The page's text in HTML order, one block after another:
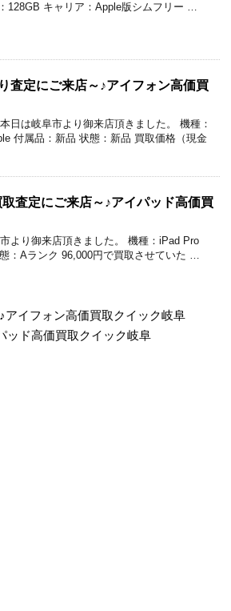
128GB キャリア：Apple版シムフリー …
査定にご来店～♪アイフォン高価買
日は岐阜市より御来店頂きました。 機種：
付属品：新品 状態：新品 買取価格（現金
査定にご来店～♪アイパッド高価買
より御来店頂きました。 機種：iPad Pro
：Aランク 96,000円で買取させていた …
アイフォン高価買取クイック岐阜
ッド高価買取クイック岐阜